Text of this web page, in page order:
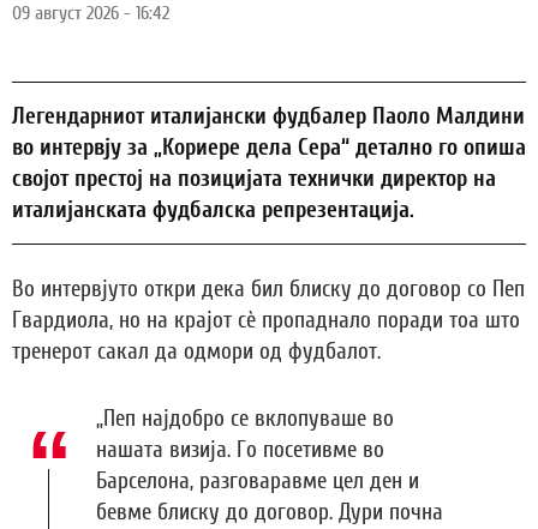
09 август 2026 - 16:42
Легендарниот италијански фудбалер Паоло Малдини
во интервју за „Кориере дела Сера“ детално го опиша
својот престој на позицијата технички директор на
италијанската фудбалска репрезентација.
Во интервјуто откри дека бил блиску до договор со Пеп
Гвардиола, но на крајот сè пропаднало поради тоа што
тренерот сакал да одмори од фудбалот.
„Пеп најдобро се вклопуваше во
нашата визија. Го посетивме во
Барселона, разговаравме цел ден и
бевме блиску до договор. Дури почна